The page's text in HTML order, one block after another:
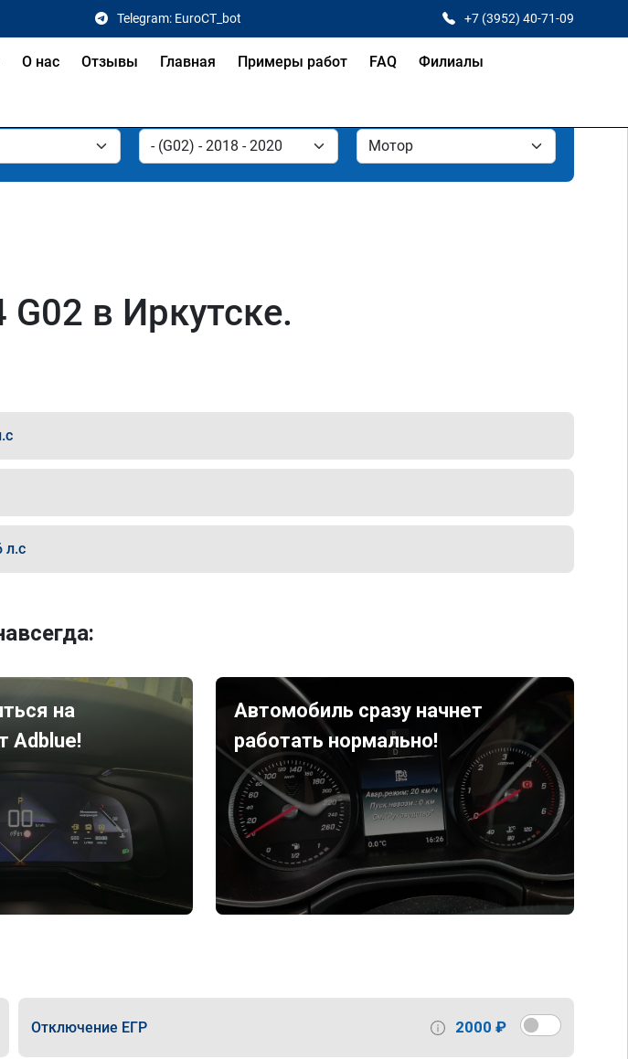
Telegram: EuroCT_bot +7 (3952) 40-71-09
О нас Отзывы Главная Примеры работ FAQ Филиалы
в Иркутске.
л.с
на
Adblue!
Автомобиль сразу начнет
работать нормально!
Отключение ЕГР 2000 ₽